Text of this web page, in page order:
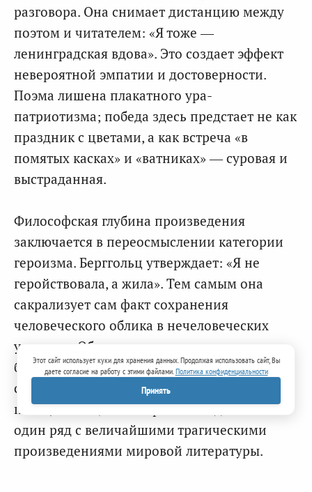
разговора. Она снимает дистанцию между
поэтом и читателем: «Я тоже —
ленинградская вдова». Это создает эффект
невероятной эмпатии и достоверности.
Поэма лишена плакатного ура-
патриотизма; победа здесь предстает не как
праздник с цветами, а как встреча «в
помятых касках» и «ватниках» — суровая и
выстраданная.
Философская глубина произведения
заключается в переосмыслении категории
героизма. Берггольц утверждает: «Я не
геройствовала, а жила». Тем самым она
сакрализует сам факт сохранения
человеческого облика в нечеловеческих
условиях. Образ «счастья страшного» —
братства людей перед лицом смерти —
становится экзистенциальным открытием
поэта, ставящим «Февральский дневник» в
один ряд с величайшими трагическими
произведениями мировой литературы.
Этот сайт использует куки для хранения данных. Продолжая использовать сайт, Вы
даете согласие на работу с этими файлами.Политика конфиденциальности
Принять